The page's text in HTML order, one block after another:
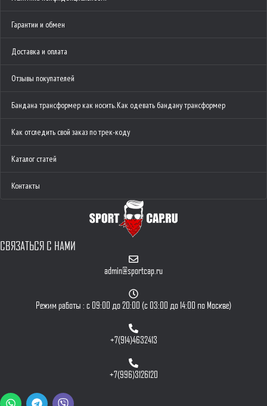
Гарантии и обмен
Доставка и оплата
Отзывы покупателей
Бандана трансформер как носить. Как одевать бандану трансформер
Как отследить свой заказ по трек-коду
Каталог статей
Контакты
СВЯЗАТЬСЯ С НАМИ
admin@sportcap.ru
Режим работы : с 09:00 до 20:00 (с 03:00 до 14:00 по Москве)
+7(914)4632413
+7(996)3126120